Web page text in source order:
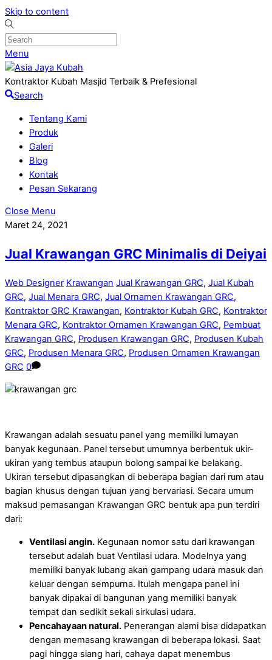
Skip to content
Menu
Kontraktor Kubah Masjid Terbaik & Prefesional
Search
Tentang Kami
Produk
Galeri
Blog
Kontak
Pesan Sekarang
Close Menu
Maret 24, 2021
Jual Krawangan GRC Minimalis di Deiyai
Web Designer Krawangan Jual Krawangan GRC, Jual Kubah
GRC, Jual Menara GRC, Jual Ornamen Krawangan GRC,
Kontraktor GRC Krawangan, Kontraktor Kubah GRC, Kontraktor
Menara GRC, Kontraktor Ornamen Krawangan GRC, Pembuat
Krawangan GRC, Produsen Krawangan GRC, Produsen Kubah
GRC, Produsen Menara GRC, Produsen Ornamen Krawangan
GRC 0
Krawangan adalah sesuatu panel yang memiliki lumayan
banyak kegunaan. Panel tersebut umumnya berbentuk ukir-
ukiran yang tembus ataupun bolong sampai ke belakang.
Ukiran tersebut dipasangkan di beberapa bagian dari rum atau
bagian khusus dengan tujuan yang bervariasi. Secara umum
maksud pemasangan Krawangan GRC bentuk apa pun terdiri
dari:
Ventilasi angin. Kegunaan nomor satu dari krawangan
tersebut adalah buat Ventilasi udara. Modelnya yang
memiliki banyak lubang akan gampang udara masuk dan
keluar dengan sempurna. Itulah mengapa panel ini
banyak dipakai di bangunan yang memiliki banyak
tempat dan sedikit sekali sirkulasi udara.
Pencahayaan natural. Penerangan alami bisa didapatkan
dengan memasang krawangan di beberapa lokasi. Saat
pagi hingga siang hari, cahaya dapat menembus